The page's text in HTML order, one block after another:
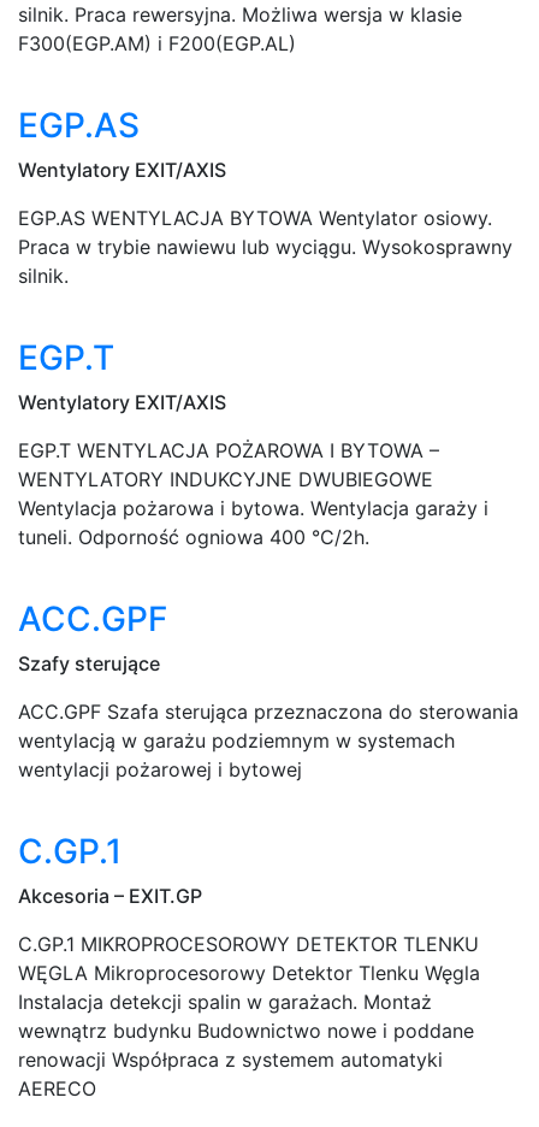
silnik. Praca rewersyjna. Możliwa wersja w klasie
F300(EGP.AM) i F200(EGP.AL)
EGP.AS
Wentylatory EXIT/AXIS
EGP.AS WENTYLACJA BYTOWA Wentylator osiowy.
Praca w trybie nawiewu lub wyciągu. Wysokosprawny
silnik.
EGP.T
Wentylatory EXIT/AXIS
EGP.T WENTYLACJA POŻAROWA I BYTOWA –
WENTYLATORY INDUKCYJNE DWUBIEGOWE
Wentylacja pożarowa i bytowa. Wentylacja garaży i
tuneli. Odporność ogniowa 400 °C/2h.
ACC.GPF
Szafy sterujące
ACC.GPF Szafa sterująca przeznaczona do sterowania
wentylacją w garażu podziemnym w systemach
wentylacji pożarowej i bytowej
C.GP.1
Akcesoria – EXIT.GP
C.GP.1 MIKROPROCESOROWY DETEKTOR TLENKU
WĘGLA Mikroprocesorowy Detektor Tlenku Węgla
Instalacja detekcji spalin w garażach. Montaż
wewnątrz budynku Budownictwo nowe i poddane
renowacji Współpraca z systemem automatyki
AERECO